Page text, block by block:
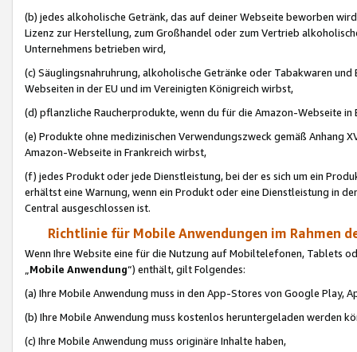
(b) jedes alkoholische Getränk, das auf deiner Webseite beworben
Lizenz zur Herstellung, zum Großhandel oder zum Vertrieb
Unternehmens betrieben wird,
(c) Säuglingsnahruhrung, alkoholische Getränke oder Tabakwaren
Webseiten in der EU und im Vereinigten Königreich wirbst,
(d) pflanzliche Raucherprodukte, wenn du für die Amazon-Webseite in
(e) Produkte ohne medizinischen Verwendungszweck gemäß Anhang
Amazon-Webseite in Frankreich wirbst,
(f) jedes Produkt oder jede Dienstleistung, bei der es sich um ein
erhältst eine Warnung, wenn ein Produkt oder eine Dienstleistung in
Central ausgeschlossen ist.
Richtlinie für Mobile Anwendungen im Rahmen
Wenn Ihre Website eine für die Nutzung auf Mobiltelefonen, Tablets
„Mobile Anwendung“) enthält, gilt Folgendes:
(a) Ihre Mobile Anwendung muss in den App-Stores von Google Play,
(b) Ihre Mobile Anwendung muss kostenlos heruntergeladen werden
(c) Ihre Mobile Anwendung muss originäre Inhalte haben,